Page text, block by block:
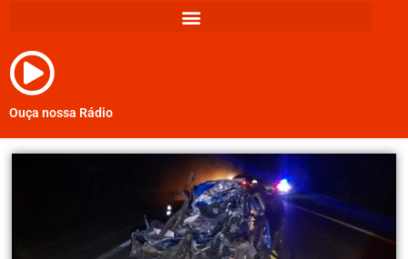
Ouça nossa Rádio